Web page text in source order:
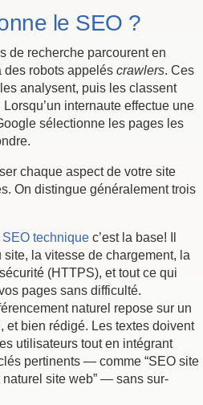
le SEO ?
de recherche parcourent en
des robots appelés crawlers. Ces
analysent, puis les classent
internaute effectue une
sélectionne les pages les
chaque aspect de votre site
On distingue généralement trois
SEO technique c’est la base! Il
la vitesse de chargement, la
(HTTPS), et tout ce qui
pages sans difficulté.
naturel repose sur un
et bien rédigé. Les textes doivent
utilisateurs tout en intégrant
pertinents — comme “SEO site
naturel site web” — sans sur-